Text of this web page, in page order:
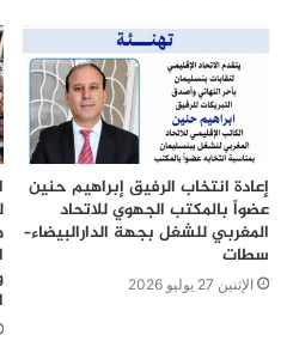
إعادة انتخاب الرفيق إبراهيم حنين
عضواً بالمكتب الجهوي للاتحاد
المغربي للشغل بجهة الدارالبيضاء–
سطات
الإثنين 27 يوليو 2026